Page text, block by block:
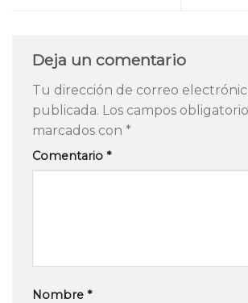
Deja un comentario
Tu dirección de correo
publicada. Los campos
marcados con *
Comentario *
Nombre *